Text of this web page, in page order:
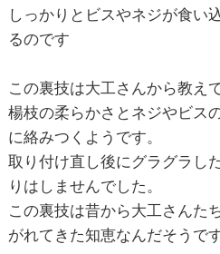
しっかりとビスやネジが食い
るのです
この裏技は大工さんから教え
楊枝の柔らかさとネジやビス
に絡みつくようです。
取り付け直し後にグラグラし
りはしませんでした。
この裏技は昔から大工さんた
がれてきた知恵なんだそうです